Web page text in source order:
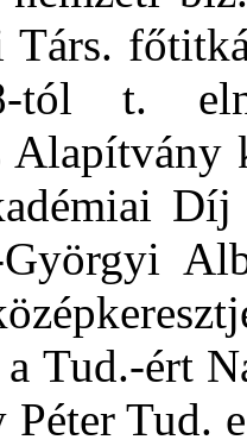
tól t.
Alapítvány
Díj
Györgyi
Tud.-ért
Péter Tud.